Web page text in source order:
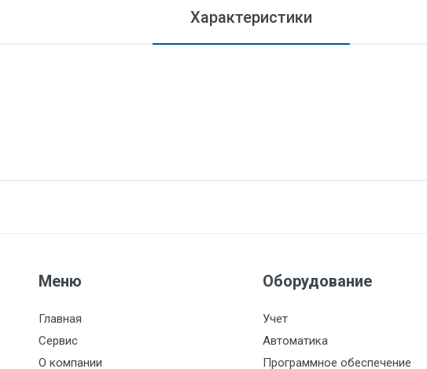
Характеристики
Меню
Главная
Сервис
О компании
Оборудование
Учет
Автоматика
Программное обеспечение